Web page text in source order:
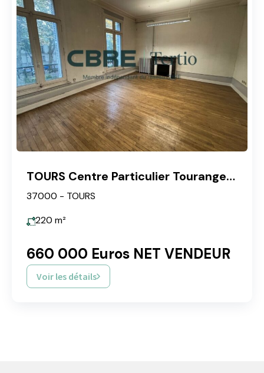
TOURS Centre Particulier Tourangeaux
37000 - TOURS
220 m²
660 000 Euros NET VENDEUR
Voir les détails